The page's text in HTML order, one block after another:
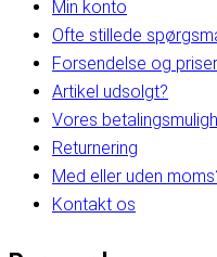
Min konto
Ofte stillede
Forsendelse og priser
Artikel udsolgt?
Vores
Returnering
Med eller uden
Kontakt os